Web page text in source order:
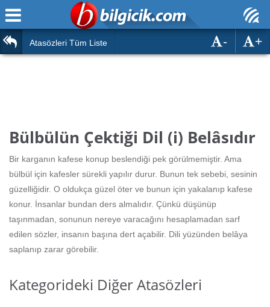
Ana Sayfa
Türk Tarihi & Kültürü
Eğitim
Diğer
Hesaplamalar
Duvar Yazıları
Hesaplamalar
Oyun
Atasözleri Tüm Liste +
-
Bülbülün Çektiği Dil (i) Belâsıdır
Bir karganın kafese konup beslendiği pek görülmemiştir. Ama
bülbül için kafesler sürekli yapılır durur. Bunun tek sebebi, sesinin
güzelliğidir. O oldukça güzel öter ve bunun için yakalanıp kafese
konur. İnsanlar bundan ders almalıdır. Çünkü düşünüp
taşınmadan, sonunun nereye varacağını hesaplamadan sarf
edilen sözler, insanın başına dert açabilir. Dili yüzünden belâya
saplanıp zarar görebilir.
Kategorideki Diğer Atasözleri